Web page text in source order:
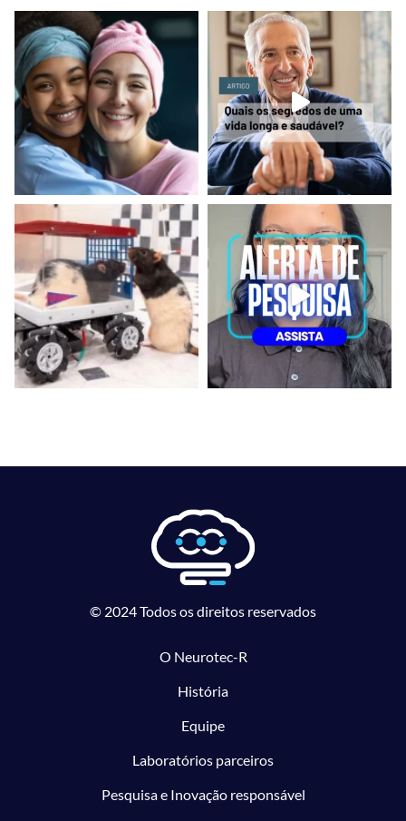
© 2024 Todos os direitos reservados
O Neurotec-R
História
Equipe
Laboratórios parceiros
Pesquisa e Inovação responsável